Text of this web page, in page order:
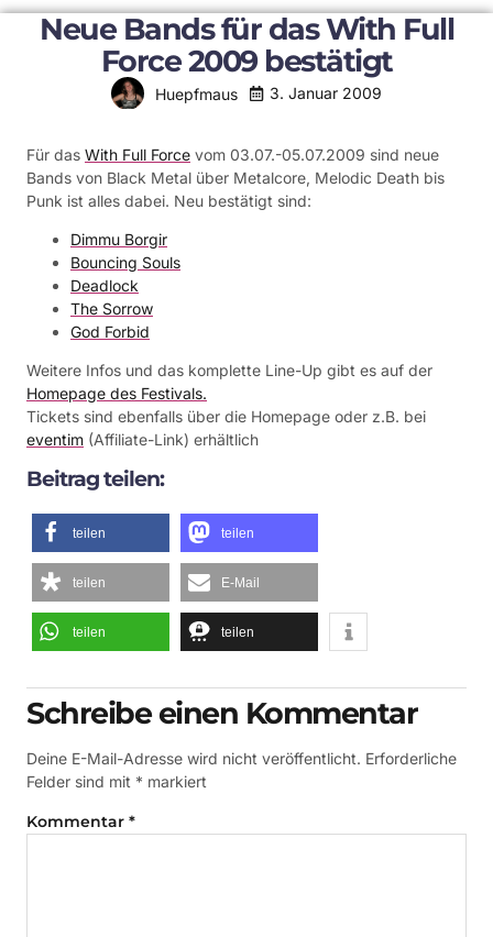
Neue Bands für das With Full
Force 2009 bestätigt
Huepfmaus 3. Januar 2009
Für das With Full Force vom 03.07.-05.07.2009 sind neue
Bands von Black Metal über Metalcore, Melodic Death bis
Punk ist alles dabei. Neu bestätigt sind:
Dimmu Borgir
Bouncing Souls
Deadlock
The Sorrow
God Forbid
Weitere Infos und das komplette Line-Up gibt es auf der
Homepage des Festivals.
Tickets sind ebenfalls über die Homepage oder z.B. bei
eventim (Affiliate-Link) erhältlich
Beitrag teilen:
teilen teilen
teilen E-Mail
teilen teilen
Schreibe einen Kommentar
Deine E-Mail-Adresse wird nicht veröffentlicht. Erforderliche
Felder sind mit * markiert
Kommentar *